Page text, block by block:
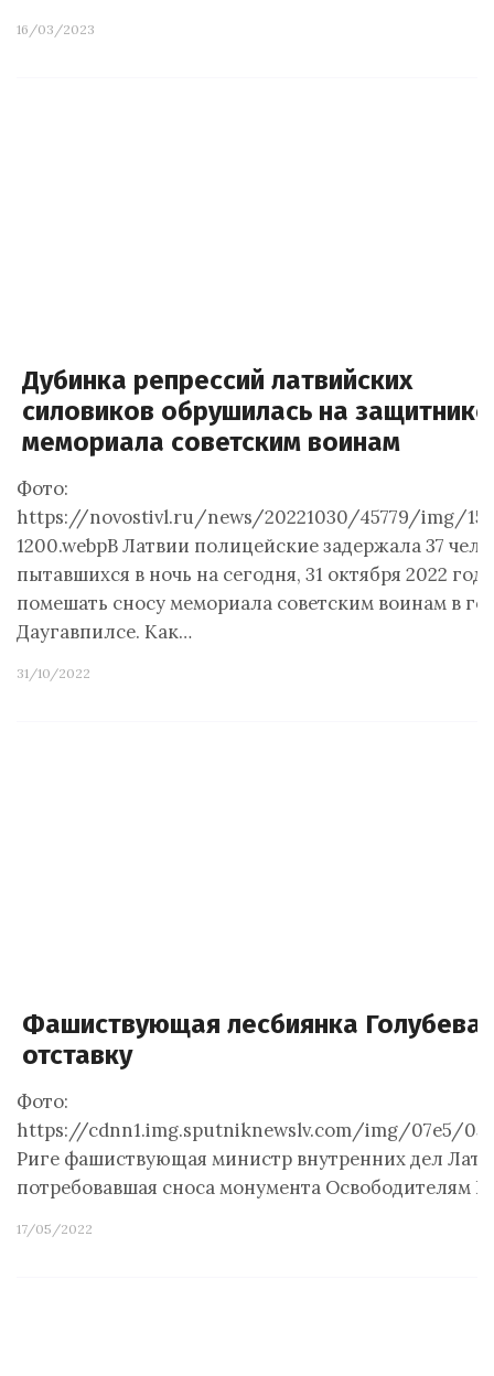
16/03/2023
Дубинка репрессий латвийских
силовиков обрушилась на
мемориала советским воинам
Фото:
https://novostivl.ru/news/20221030/45779/img/
1200.webpВ Латвии полицейские задержала 37
пытавшихся в ночь на сегодня, 31 октября 2022
помешать сносу мемориала советским воинам в
Даугавпилсе. Как…
31/10/2022
Фашиствующая лесбиянка
отставку
Фото:
https://cdnn1.img.sputniknewslv.com/img/07e5/05/
Риге фашиствующая министр внутренних дел
потребовавшая сноса монумента Освободителям
17/05/2022